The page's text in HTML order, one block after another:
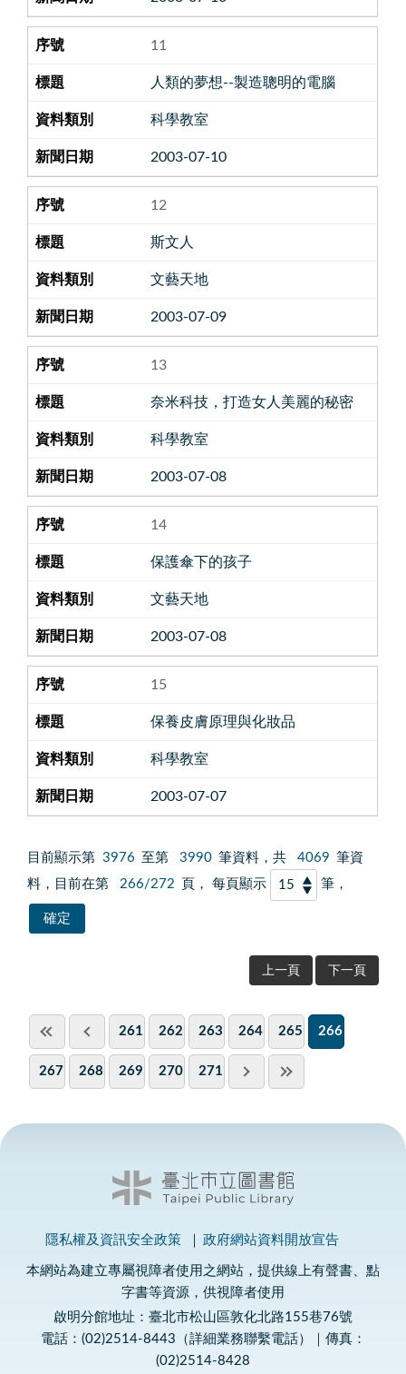
11
人類的夢想--製造聰明的電腦
科學教室
2003-07-10
12
斯文人
文藝天地
2003-07-09
13
奈米科技，打造女人美麗的秘密
科學教室
2003-07-08
14
保護傘下的孩子
文藝天地
2003-07-08
15
保養皮膚原理與化妝品
科學教室
2003-07-07
目前顯示第 3976 至第 3990 筆資料，共 4069 筆資
料，目前在第
266/272 頁， 每頁顯示 筆，
上一頁 下一頁
261 262 263 264 265 266
267 268 269 270 271
隱私權及資訊安全政策 政府網站資料開放宣告
本網站為建立專屬視障者使用之網站，提供線上有聲書、點
字書等資源，供視障者使用
啟明分館地址：臺北市松山區敦化北路155巷76號
電話：(02)2514-8443（詳細業務聯繫電話）｜傳真：
(02)2514-8428